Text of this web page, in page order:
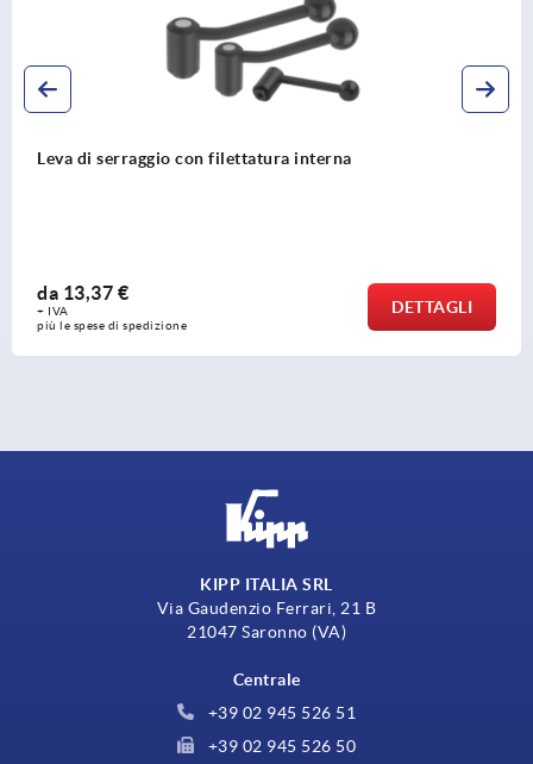
Leva a ripresa acciaio inox con filettatura esterna
da25,65 €
+ IVA
più le spese di spedizione
DETTAGLI
KIPP ITALIA SRL
Via Gaudenzio Ferrari, 21 B
21047 Saronno (VA)
Centrale
+39 02 945 526 51
+39 02 945 526 50